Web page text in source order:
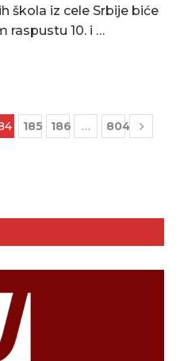
škola iz cele Srbije biće
raspustu 10. i …
185 186 … 804